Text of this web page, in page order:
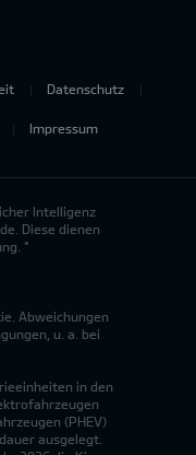
Datenschutz
Impressum
Intelligenz
Diese dienen
*
Abweichungen
u. a. bei
in den
(PHEV)
ausgelegt.